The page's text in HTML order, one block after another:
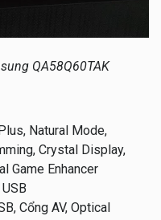
QA58Q60TAK
Natural Mode,
Crystal Display,
Game Enhancer
Cổng AV, Optical